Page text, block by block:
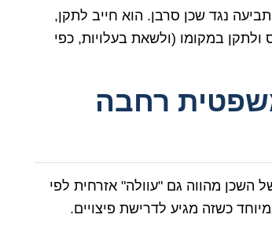
נגד שכן סרבן. הוא חייב לתקן,
במקומו (ולשאת בעלויות, כפי
רחבה
השכן מהווה גם "עוולה" אזרחית לפי
כשזה מגיע לדרישת פיצויים.